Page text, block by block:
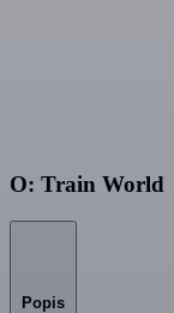
O: Train World
Popis